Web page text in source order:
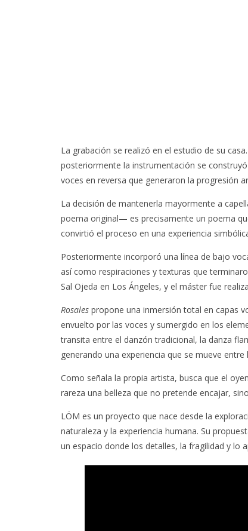
La grabación se realizó en el estudio de su
posteriormente la instrumentación se
voces en reversa que generaron la progresión
La decisión de mantenerla mayormente a
poema original— es precisamente un poema
convirtió el proceso en una experiencia
Posteriormente incorporó una línea de bajo
así como respiraciones y texturas que
Sal Ojeda en Los Ángeles, y el máster fue
Rosales propone una inmersión total en capas
envuelto por las voces y sumergido en los
transita entre el danzón tradicional, la danza
generando una experiencia que se mueve
Como señala la propia artista, busca que el
rareza una belleza que no pretende encajar,
LÖM es un proyecto que nace desde la
naturaleza y la experiencia humana. Su
un espacio donde los detalles, la fragilidad y lo